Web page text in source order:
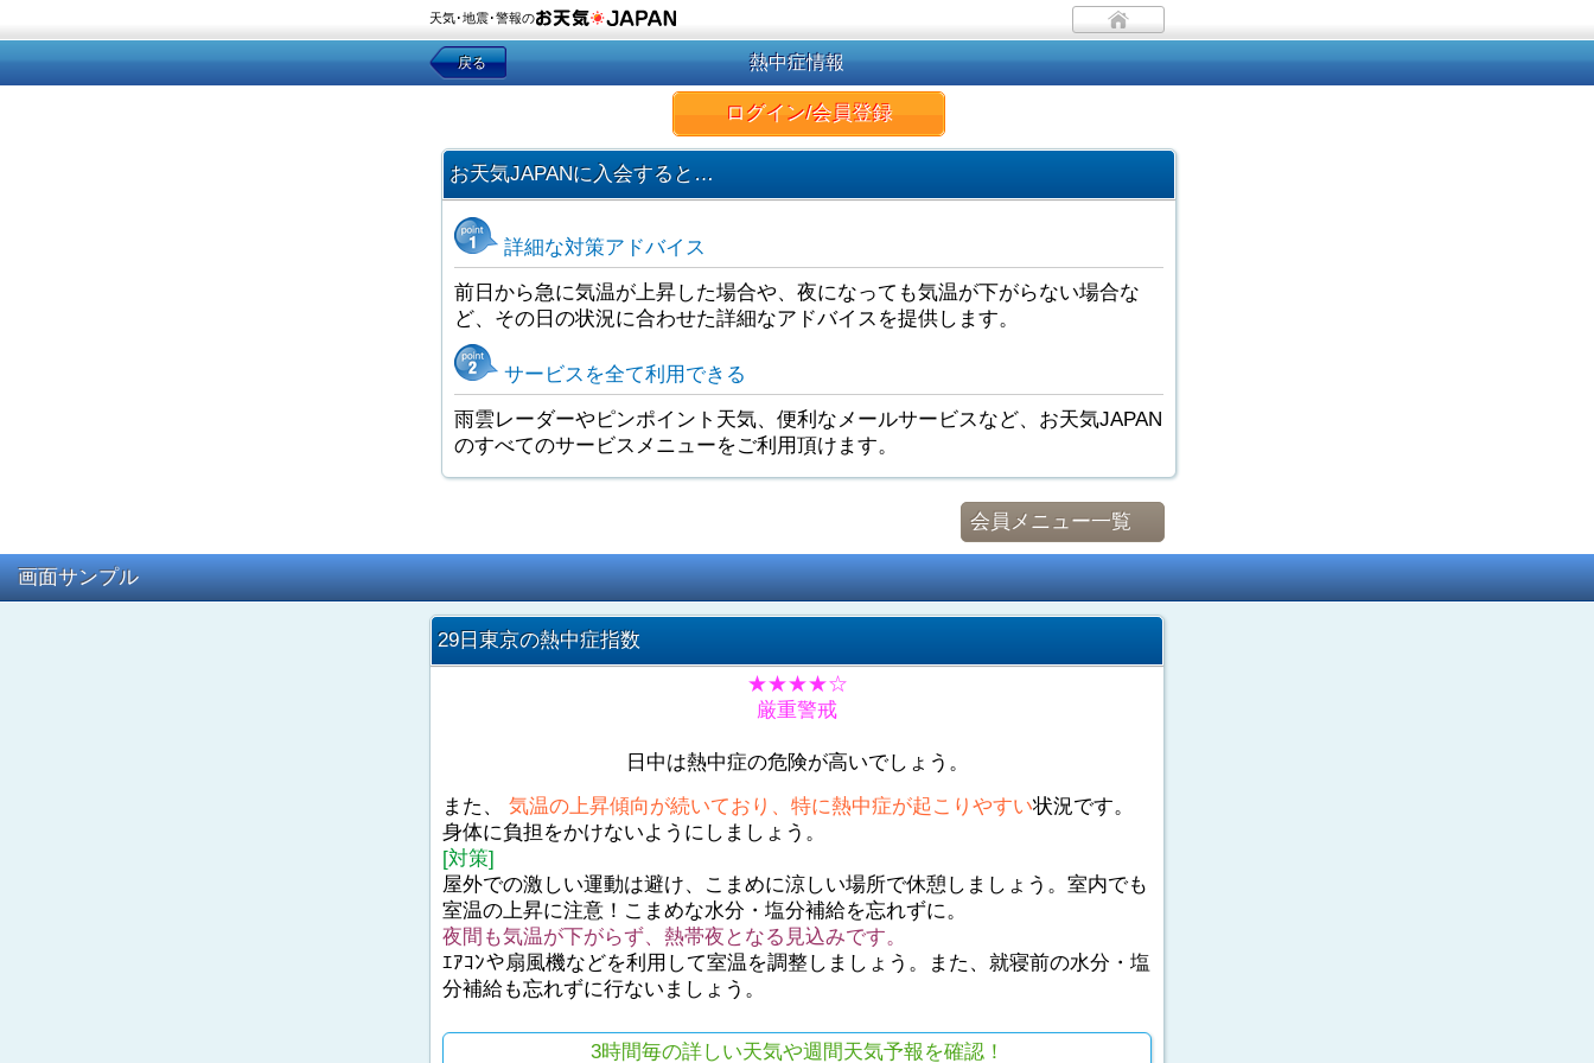
天気･地震･警報の
戻る 熱中症情報
ログイン/会員登録
お天気JAPANに入会すると…
詳細な対策アドバイス
前日から急に気温が上昇した場合や、夜になっても気温が下がらない場合な
ど、その日の状況に合わせた詳細なアドバイスを提供します。
サービスを全て利用できる
雨雲レーダーやピンポイント天気、便利なメールサービスなど、お天気JAPAN
のすべてのサービスメニューをご利用頂けます。
会員メニュー一覧
画面サンプル
29日東京の熱中症指数
★★★★☆
厳重警戒
日中は熱中症の危険が高いでしょう。
また、 気温の上昇傾向が続いており、特に熱中症が起こりやすい状況です。
身体に負担をかけないようにしましょう。
[対策]
屋外での激しい運動は避け、こまめに涼しい場所で休憩しましょう。室内でも
室温の上昇に注意！こまめな水分・塩分補給を忘れずに。
夜間も気温が下がらず、熱帯夜となる見込みです。
ｴｱｺﾝや扇風機などを利用して室温を調整しましょう。また、就寝前の水分・塩
分補給も忘れずに行ないましょう。
3時間毎の詳しい天気や週間天気予報を確認！